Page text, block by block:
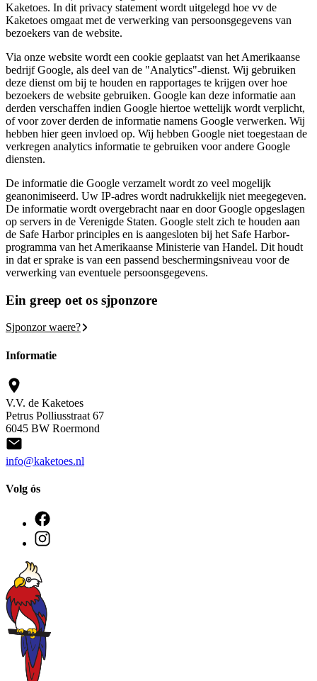
Kaketoes. In dit privacy statement wordt uitgelegd hoe vv de
Kaketoes omgaat met de verwerking van persoonsgegevens van
bezoekers van de website.
Via onze website wordt een cookie geplaatst van het Amerikaanse
bedrijf Google, als deel van de "Analytics"-dienst. Wij gebruiken
deze dienst om bij te houden en rapportages te krijgen over hoe
bezoekers de website gebruiken. Google kan deze informatie aan
derden verschaffen indien Google hiertoe wettelijk wordt verplicht,
of voor zover derden de informatie namens Google verwerken. Wij
hebben hier geen invloed op. Wij hebben Google niet toegestaan de
verkregen analytics informatie te gebruiken voor andere Google
diensten.
De informatie die Google verzamelt wordt zo veel mogelijk
geanonimiseerd. Uw IP-adres wordt nadrukkelijk niet meegegeven.
De informatie wordt overgebracht naar en door Google opgeslagen
op servers in de Verenigde Staten. Google stelt zich te houden aan
de Safe Harbor principles en is aangesloten bij het Safe Harbor-
programma van het Amerikaanse Ministerie van Handel. Dit houdt
in dat er sprake is van een passend beschermingsniveau voor de
verwerking van eventuele persoonsgegevens.
Ein greep oet os sjponzore
Sjponzor waere?
Informatie
V.V. de Kaketoes
Petrus Polliusstraat 67
6045 BW Roermond
info@kaketoes.nl
Volg ós